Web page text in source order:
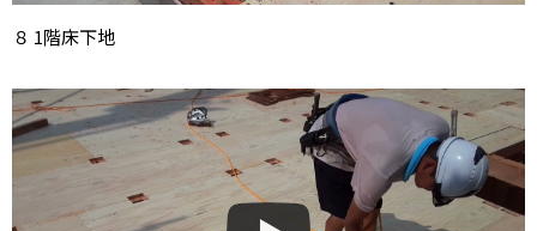
８ 1階床下地